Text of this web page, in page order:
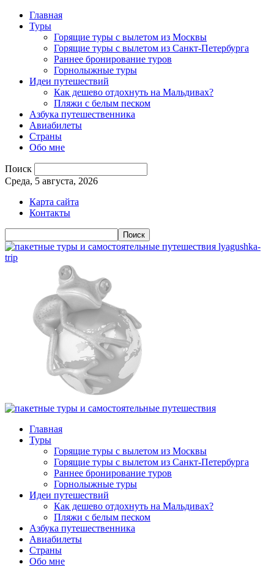
Главная
Туры
Горящие туры с вылетом из Москвы
Горящие туры с вылетом из Санкт-Петербурга
Раннее бронирование туров
Горнолыжные туры
Идеи путешествий
Как дешево отдохнуть на Мальдивах?
Пляжи с белым песком
Азбука путешественника
Авиабилеты
Страны
Обо мне
Поиск
Среда, 5 августа, 2026
Карта сайта
Контакты
lyagushka-
trip
Главная
Туры
Горящие туры с вылетом из Москвы
Горящие туры с вылетом из Санкт-Петербурга
Раннее бронирование туров
Горнолыжные туры
Идеи путешествий
Как дешево отдохнуть на Мальдивах?
Пляжи с белым песком
Азбука путешественника
Авиабилеты
Страны
Обо мне